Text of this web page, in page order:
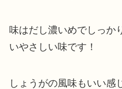
味はだし濃いめでしっか
いやさしい味です！
しょうがの風味もいい感